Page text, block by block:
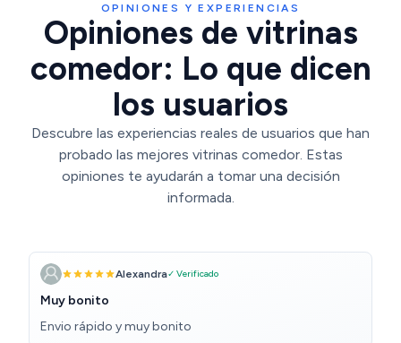
OPINIONES Y EXPERIENCIAS
Opiniones de vitrinas
comedor: Lo que dicen
los usuarios
Descubre las experiencias reales de usuarios que han
probado las mejores vitrinas comedor. Estas
opiniones te ayudarán a tomar una decisión
informada.
Alexandra✓ Verificado
Muy bonito
Envio rápido y muy bonito